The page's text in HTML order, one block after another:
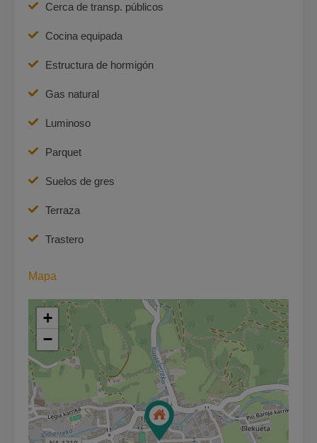
Cerca de transp. públicos
Cocina equipada
Estructura de hormigón
Gas natural
Luminoso
Parquet
Suelos de gres
Terraza
Trastero
Mapa
+
−